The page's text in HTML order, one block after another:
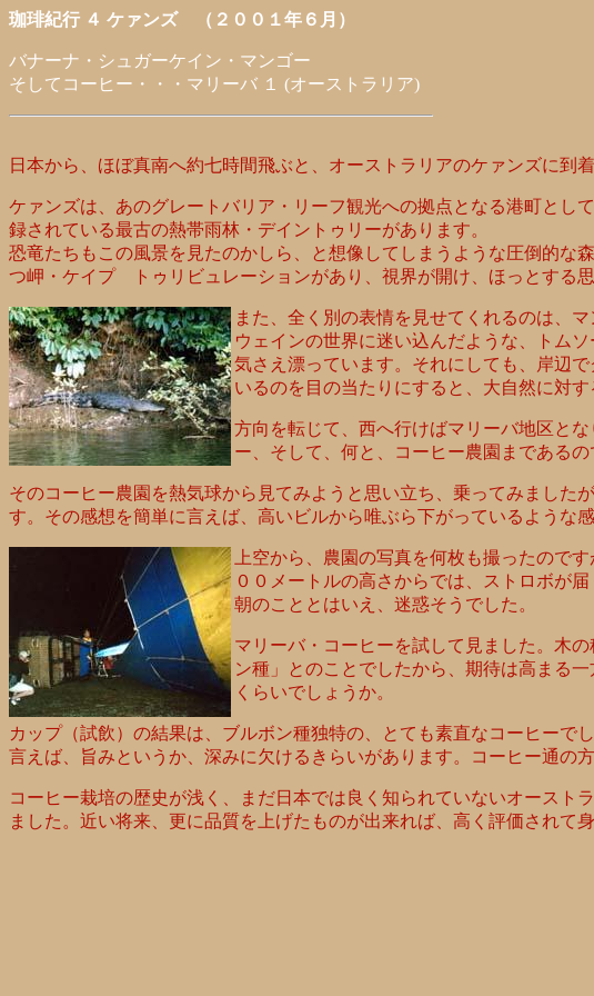
珈琲紀行 ４ ケァンズ （２００１年６月）
バナーナ・シュガーケイン・マンゴー
そしてコーヒー・・・マリーバ １ (オーストラリア)
日本から、ほぼ真南へ約七時間飛ぶと、オーストラリアのケァンズに到
ケァンズは、あのグレートバリア・リーフ観光への拠点となる港町とし
録されている最古の熱帯雨林・デイントゥリーがあります。
恐竜たちもこの風景を見たのかしら、と想像してしまうような圧倒的
つ岬・ケイプ トゥリビュレーションがあり、視界が開け、ほっとする思
また、全く別の表情を見せてくれるのは、
ウェインの世界に迷い込んだような、トム
気さえ漂っています。それにしても、岸辺
いるのを目の当たりにすると、大自然に対
方向を転じて、西へ行けばマリーバ地区と
ー、そして、何と、コーヒー農園まである
そのコーヒー農園を熱気球から見てみようと思い立ち、乗ってみまし
す。その感想を簡単に言えば、高いビルから唯ぶら下がっているような感
上空から、農園の写真を何枚も撮ったので
００メートルの高さからでは、ストロボが
朝のこととはいえ、迷惑そうでした。
マリーバ・コーヒーを試して見ました。木
ン種」とのことでしたから、期待は高まる
くらいでしょうか。
カップ（試飲）の結果は、ブルボン種独特の、とても素直なコーヒー
言えば、旨みというか、深みに欠けるきらいがあります。コーヒー通の
コーヒー栽培の歴史が浅く、まだ日本では良く知られていないオースト
ました。近い将来、更に品質を上げたものが出来れば、高く評価されて